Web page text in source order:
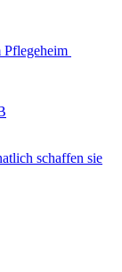
Pflegeheim
schaffen sie